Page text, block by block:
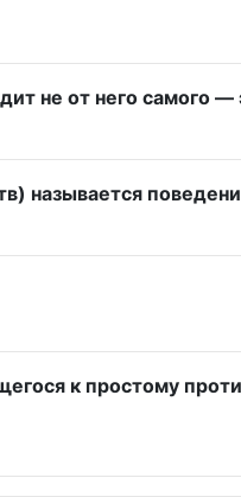
не от него самого —
называется
к простому